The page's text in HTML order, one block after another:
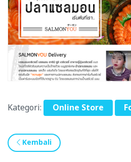
Kategori: Online Store
Kembali